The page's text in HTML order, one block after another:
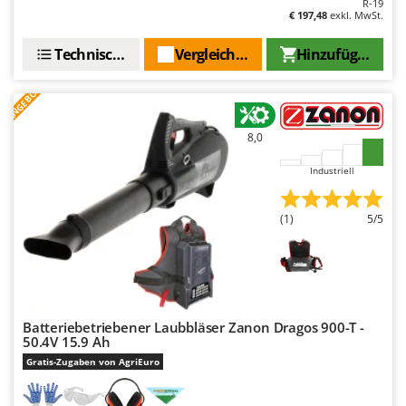
Ooni
Palumbo Pavi
Partisani
Paterlini
Prismafood
R.G.V.
R-19
€ 197,48 exkl. MwSt.
Hinzufügen
Vergleichen Sie
Technische Daten
ANGEBOT
8,0
Industriell
(1) 5/5
Batteriebetriebener Laubbläser Zanon Dragos 900-T -
50.4V 15.9 Ah
Gratis-Zugaben von AgriEuro